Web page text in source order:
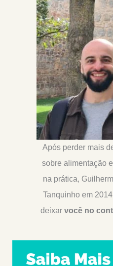
Após perder mais
sobre alimentação
na prática,
Tanquinho em
deixar você no